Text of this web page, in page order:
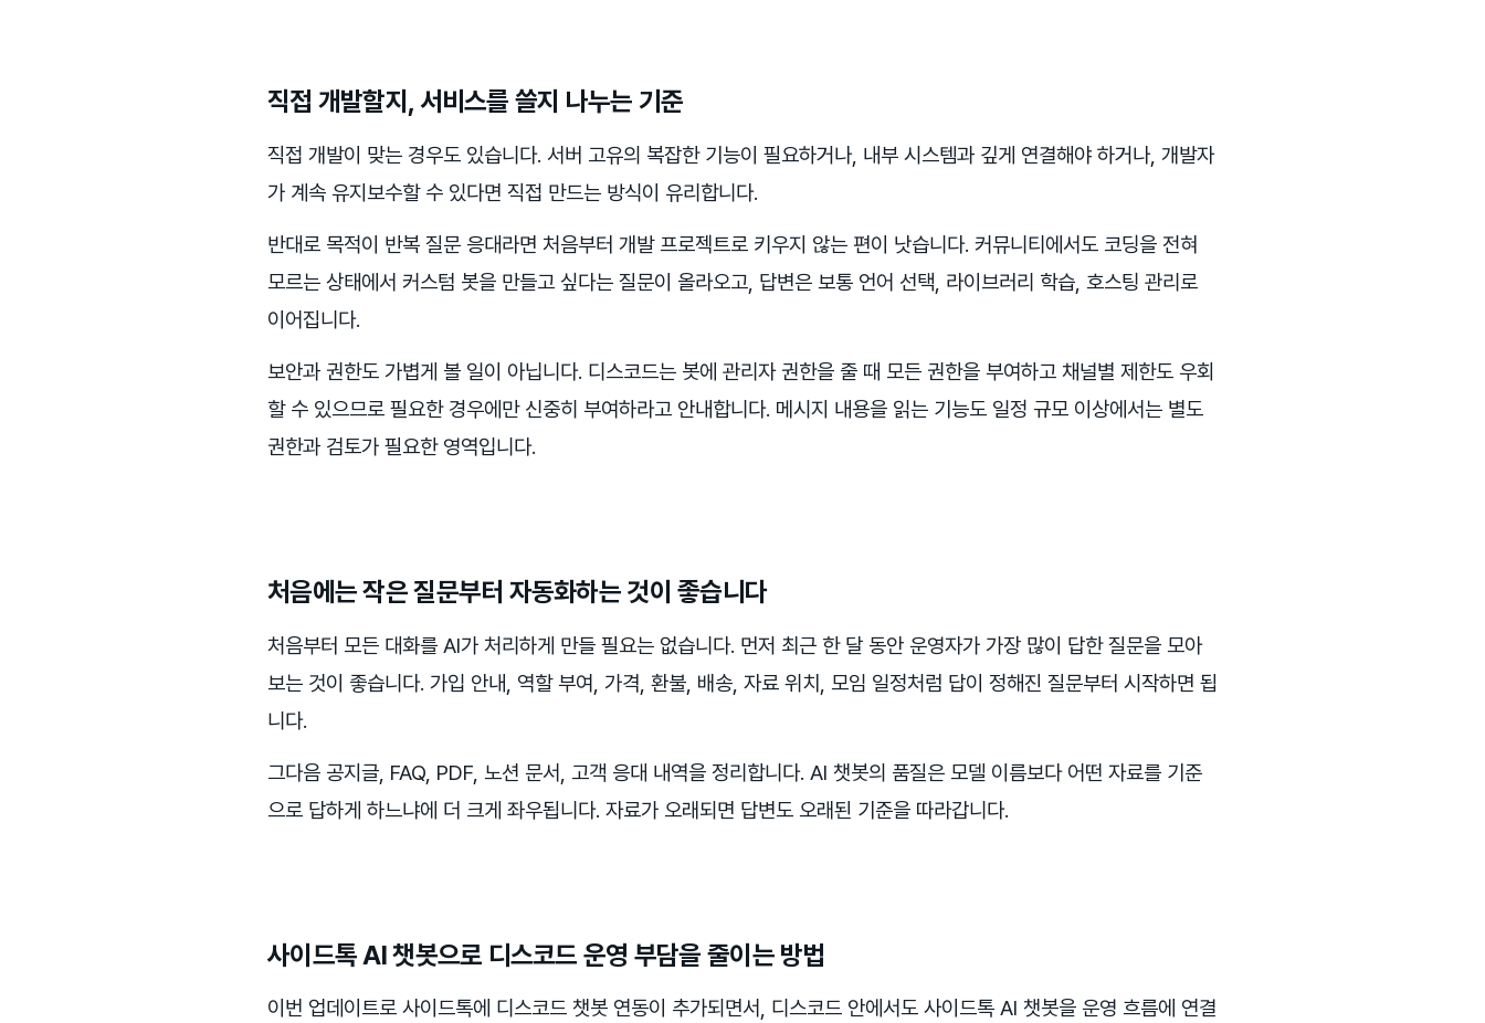
직접 개발할지, 서비스를 쓸지 나누는 기준
직접 개발이 맞는 경우도 있습니다. 서버 고유의 복잡한 기능이 필요하거나, 내부 시스템과 깊게 연결해야 하거나, 개발자
가 계속 유지보수할 수 있다면 직접 만드는 방식이 유리합니다.
반대로 목적이 반복 질문 응대라면 처음부터 개발 프로젝트로 키우지 않는 편이 낫습니다. 커뮤니티에서도 코딩을 전혀
모르는 상태에서 커스텀 봇을 만들고 싶다는 질문이 올라오고, 답변은 보통 언어 선택, 라이브러리 학습, 호스팅 관리로
이어집니다.
보안과 권한도 가볍게 볼 일이 아닙니다. 디스코드는 봇에 관리자 권한을 줄 때 모든 권한을 부여하고 채널별 제한도 우회
할 수 있으므로 필요한 경우에만 신중히 부여하라고 안내합니다. 메시지 내용을 읽는 기능도 일정 규모 이상에서는 별도
권한과 검토가 필요한 영역입니다.
처음에는 작은 질문부터 자동화하는 것이 좋습니다
처음부터 모든 대화를 AI가 처리하게 만들 필요는 없습니다. 먼저 최근 한 달 동안 운영자가 가장 많이 답한 질문을 모아
보는 것이 좋습니다. 가입 안내, 역할 부여, 가격, 환불, 배송, 자료 위치, 모임 일정처럼 답이 정해진 질문부터 시작하면 됩
니다.
그다음 공지글, FAQ, PDF, 노션 문서, 고객 응대 내역을 정리합니다. AI 챗봇의 품질은 모델 이름보다 어떤 자료를 기준
으로 답하게 하느냐에 더 크게 좌우됩니다. 자료가 오래되면 답변도 오래된 기준을 따라갑니다.
사이드톡 AI 챗봇으로 디스코드 운영 부담을 줄이는 방법
이번 업데이트로 사이드톡에 디스코드 챗봇 연동이 추가되면서, 디스코드 안에서도 사이드톡 AI 챗봇을 운영 흐름에 연결